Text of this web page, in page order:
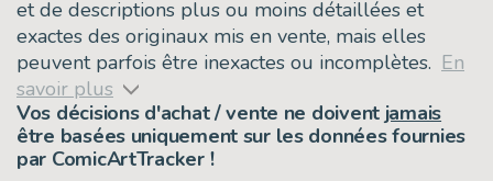
et de descriptions plus ou moins détaillées et
exactes des originaux mis en vente, mais elles
peuvent parfois être inexactes ou incomplètes. En
savoir plus
Vos décisions d'achat / vente ne doivent jamais
être basées uniquement sur les données fournies
par ComicArtTracker !